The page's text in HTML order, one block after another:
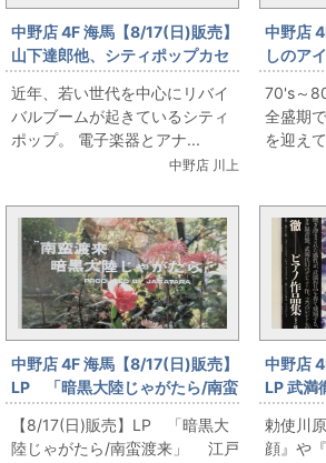
中野店 4F 海馬【8/17(日)販売】
山下達郎他、シティポップカセ
ットテープ出します！
近年、若い世代を中心にリバイ
バルブームが起きているシティ
ポップ。 電子楽器とアナ...
中野店 川上
中野店
しのア
70's～
全盛期
を迎え
中野店 4F 海馬【8/17(日)販売】
LP 「暗黒大陸じゃがたら/南蛮
渡来」
【8/17(日)販売】LP 「暗黒大
陸じゃがたら/南蛮渡来」 江戸
中野店
LP 武満
勅使川
顔』や